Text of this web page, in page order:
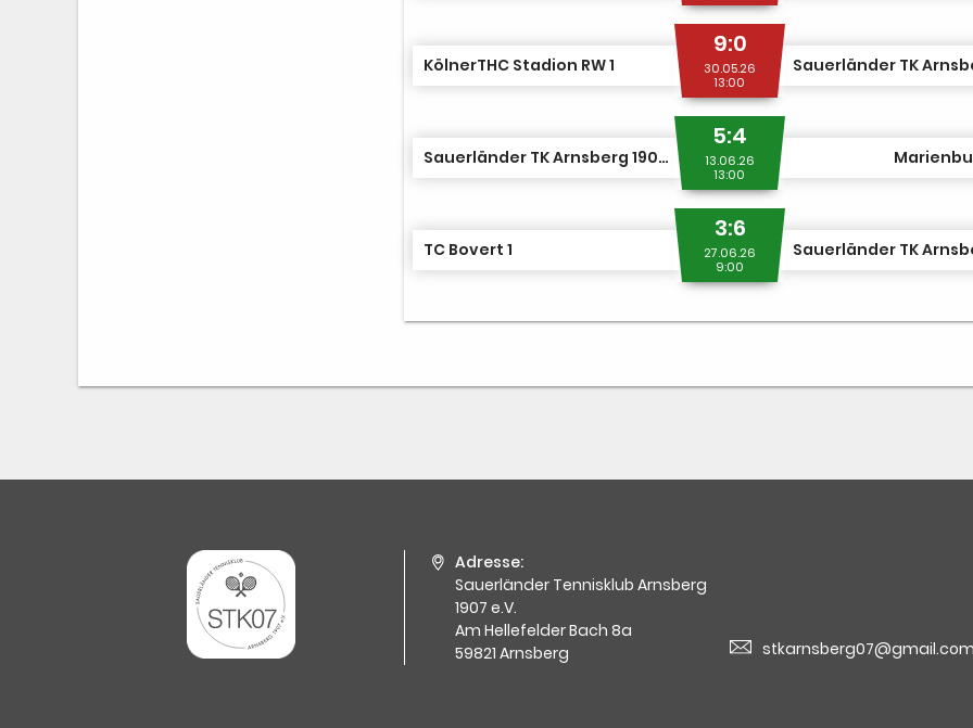
KölnerTHC Stadion RW 1
9:0
30.05.26
13:00
Sauerländer TK Arnsberg 1907 1
5:4
13.06.26
13:00
TC Bovert 1
3:6
27.06.26
9:00
Adresse:
Sauerländer Tennisklub Arnsberg
1907 e.V.
Am Hellefelder Bach 8a
59821 Arnsberg